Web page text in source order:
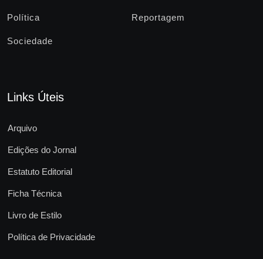
Política Reportagem
Sociedade
Links Úteis
Arquivo
Edições do Jornal
Estatuto Editorial
Ficha Técnica
Livro de Estilo
Política de Privacidade